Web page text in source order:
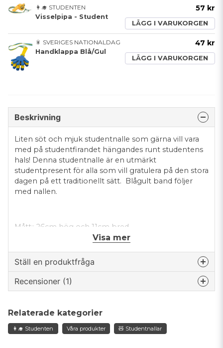
👩‍🎓 STUDENTEN
Visselpipa - Student
57 kr
LÄGG I VARUKORGEN
🎇 SVERIGES NATIONALDAG
Handklappa Blå/Gul
47 kr
LÄGG I VARUKORGEN
Beskrivning
Liten söt och mjuk studentnalle som gärna vill vara
med på studentfirandet hängandes runt studentens
hals! Denna studentnalle är en utmärkt
studentpresent för alla som vill gratulera på den stora
dagen på ett traditionellt sätt. Blågult band följer
med nallen.
Mått:: 26cm hög och 11cm bred.
Visa mer
Ställ en produktfråga
question
Fråga oss något om denna produkten...
name
Recensioner (1)
Anonym
Jättesöt studentgiraff och väldigt snabb
Relaterade kategorier
👩‍🎓 Studenten Våra produkter 🧸 Studentnallar